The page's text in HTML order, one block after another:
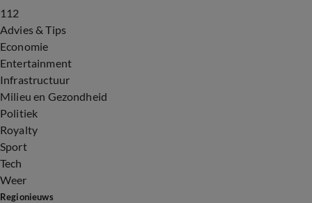
112
Advies & Tips
Economie
Entertainment
Infrastructuur
Milieu en Gezondheid
Politiek
Royalty
Sport
Tech
Weer
Regionieuws